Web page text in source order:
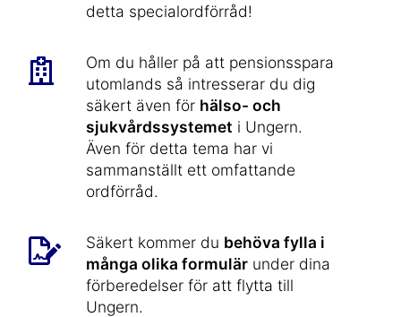
detta specialordförråd!
Om du håller på att pensionsspara
utomlands så intresserar du dig
säkert även för hälso- och
sjukvårdssystemet i Ungern.
Även för detta tema har vi
sammanställt ett omfattande
ordförråd.
Säkert kommer du behöva fylla i
många olika formulär under dina
förberedelser för att flytta till
Ungern.